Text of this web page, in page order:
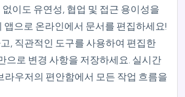
이도 유연성, 협업 및 접근 용이성을
앱으로 온라인에서 문서를 편집하세요!
, 직관적인 도구를 사용하여 편집한
으로 변경 사항을 저장하세요. 실시간
라우저의 편안함에서 모든 작업 흐름을